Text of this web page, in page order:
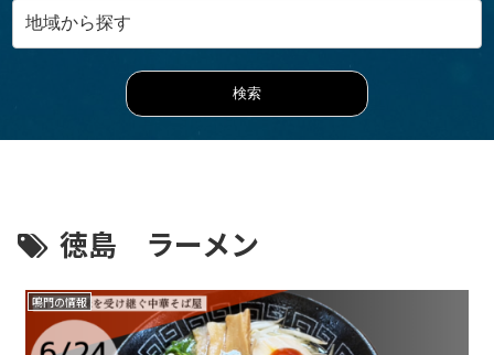
徳島 ラーメン
鳴門の情報